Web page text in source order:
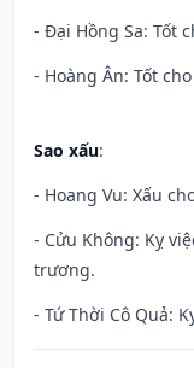
- Đại Hồng Sa: Tốt
- Hoàng Ân: Tốt
Sao xấu:
- Hoang Vu: Xấu
- Cửu Không: Kỵ
trương.
- Tứ Thời Cô Quả: